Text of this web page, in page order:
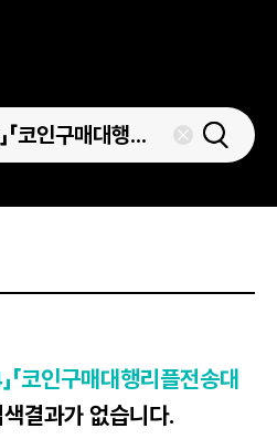
코인구매대행리플전송대
결과가 없습니다.